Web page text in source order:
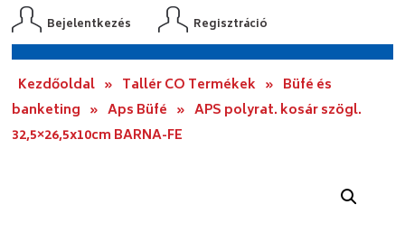
Bejelentkezés Regisztráció
Kezdőoldal » Tallér CO Termékek » Büfé és
banketing » Aps Büfé » APS polyrat. kosár szögl.
32,5×26,5x10cm BARNA-FE